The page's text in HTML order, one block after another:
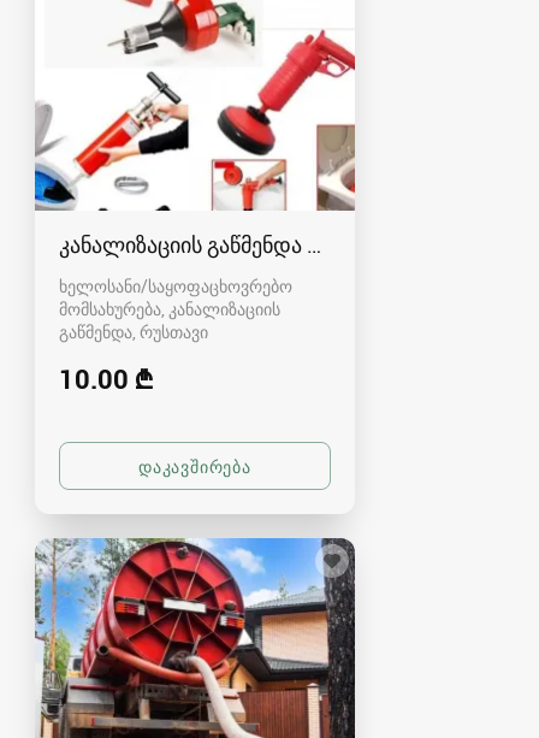
კანალიზაციის გაწმენდა რუსთავში - 591004680
ხელოსანი/საყოფაცხოვრებო
მომსახურება, კანალიზაციის
გაწმენდა რუსთავი
10.00 ₾